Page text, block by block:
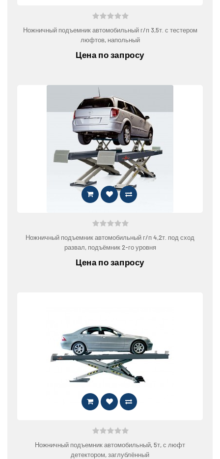
Ножничный подъемник автомобильный г/п 3,5т. с тестером
люфтов, напольный
Цена по запросу
Ножничный подъемник автомобильный г/п 4,2т. под сход
развал, подъёмник 2-го уровня
Цена по запросу
Ножничный подъемник автомобильный, 5т, с люфт
детектором, заглублённый